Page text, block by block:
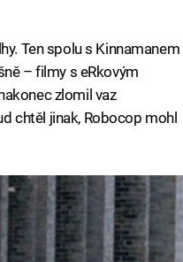
Ten spolu s Kinnamanem
– filmy s eRkovým
zlomil vaz
chtěl jinak, Robocop mohl